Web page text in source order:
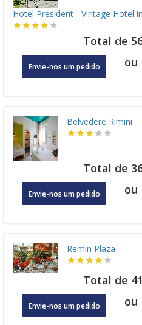
Hotel President - Vintage Hotel
Total de
Envie-nos um pedido ou
Belvedere Rimini
Total de
Envie-nos um pedido ou
Remin Plaza
Total de
Envie-nos um pedido ou